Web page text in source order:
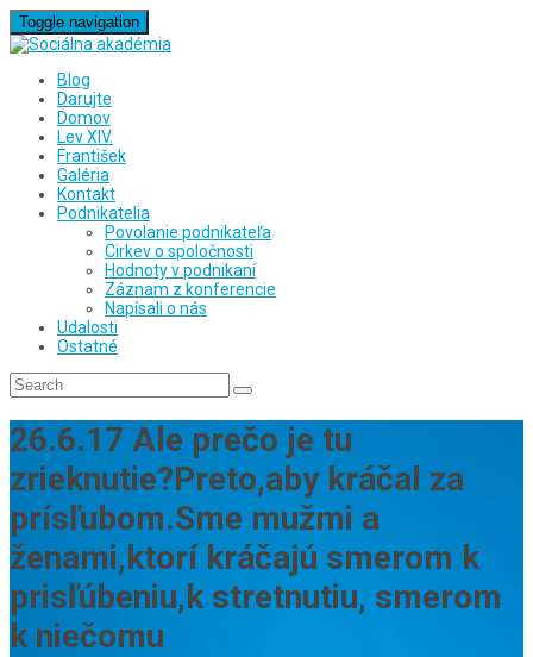
Toggle navigation
Blog
Darujte
Domov
Lev XIV.
František
Galéria
Kontakt
Podnikatelia
Povolanie podnikateľa
Cirkev o spoločnosti
Hodnoty v podnikaní
Záznam z konferencie
Napísali o nás
Udalosti
Ostatné
26.6.17 Ale prečo je tu
zrieknutie?Preto,aby kráčal za
prísľubom.Sme mužmi a
ženami,ktorí kráčajú smerom k
prisľúbeniu,k stretnutiu, smerom
k niečomu